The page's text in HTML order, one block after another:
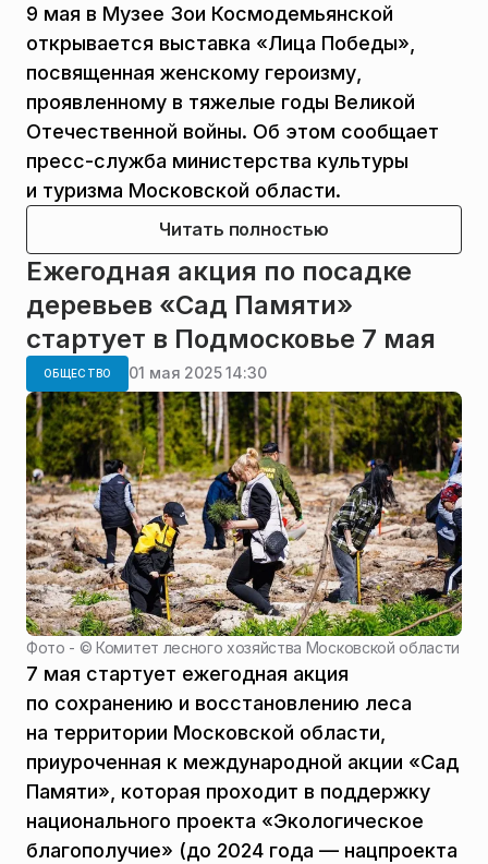
9 мая в Музее Зои Космодемьянской
открывается выставка «Лица Победы»,
посвященная женскому героизму,
проявленному в тяжелые годы Великой
Отечественной войны. Об этом сообщает
пресс-служба министерства культуры
и туризма Московской области.
Читать полностью
Ежегодная акция по посадке
деревьев «Сад Памяти»
стартует в Подмосковье 7 мая
ОБЩЕСТВО 01 мая 2025 14:30
Фото - ©Комитет лесного хозяйства Московской области
7 мая стартует ежегодная акция
по сохранению и восстановлению леса
на территории Московской области,
приуроченная к международной акции «Сад
Памяти», которая проходит в поддержку
национального проекта «Экологическое
благополучие» (до 2024 года — нацпроекта